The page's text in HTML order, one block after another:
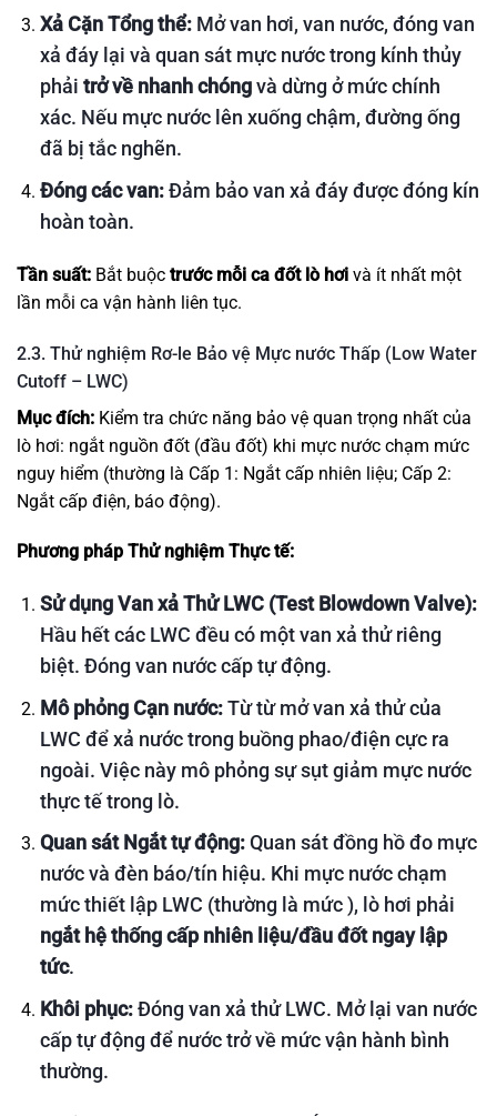
Xả Cặn Tổng thể:Mở van hơi, van nước, đóng van
xả đáy lại và quan sát mực nước trong kính thủy
phải trở về nhanh chóngvà dừng ở mức chính
xác. Nếu mực nước lên xuống chậm, đường ống
đã bị tắc nghẽn.
Đóng các van:Đảm bảo van xả đáy được đóng kín
hoàn toàn.
Tần suất: Bắt buộc trước mỗi ca đốt lò hơi và ít nhất một
lần mỗi ca vận hành liên tục.
2.3. Thử nghiệm Rơ-le Bảo vệ Mực nước Thấp (Low Water
Cutoff – LWC)
Mục đích: Kiểm tra chức năng bảo vệ quan trọng nhất của
lò hơi: ngắt nguồn đốt (đầu đốt) khi mực nước chạm mức
nguy hiểm (thường là Cấp 1: Ngắt cấp nhiên liệu; Cấp 2:
Ngắt cấp điện, báo động).
Phương pháp Thử nghiệm Thực tế:
Sử dụng Van xả Thử LWC (Test Blowdown Valve):
Hầu hết các LWC đều có một van xả thử riêng
biệt. Đóng van nước cấp tự động.
Mô phỏng Cạn nước:Từ từ mở van xả thử của
LWC để xả nước trong buồng phao/điện cực ra
ngoài. Việc này mô phỏng sự sụt giảm mực nước
thực tế trong lò.
Quan sát Ngắt tự động:Quan sát đồng hồ đo mực
nước và đèn báo/tín hiệu. Khi mực nước chạm
mức thiết lập LWC (thường là mức), lò hơi phải
ngắt hệ thống cấp nhiên liệu/đầu đốt ngay lập
tức.
Khôi phục:Đóng van xả thử LWC. Mở lại van nước
cấp tự động để nước trở về mức vận hành bình
thường.